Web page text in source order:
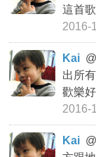
這首
2016-
Kai @
出所
歡樂
2016-
Kai @